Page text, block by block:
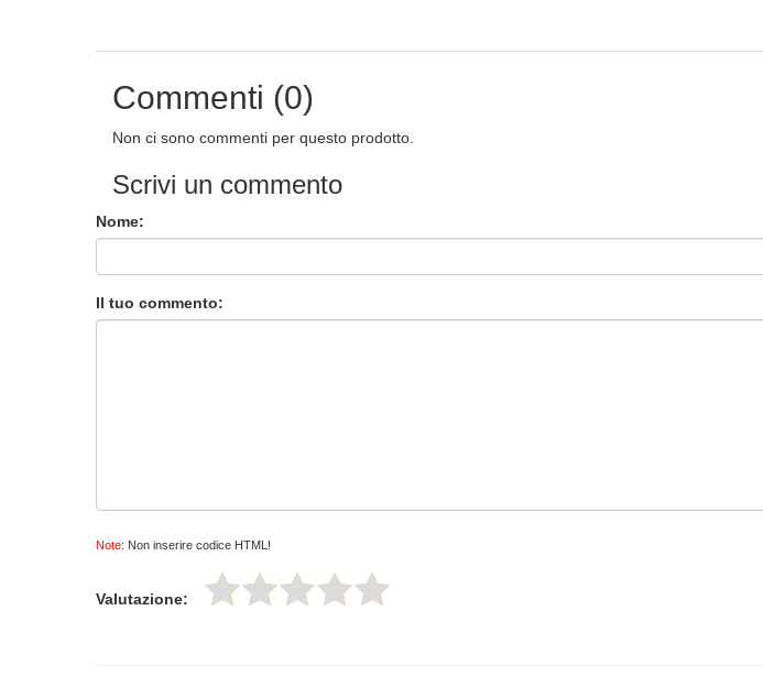
Commenti (0)
Non ci sono commenti per questo prodotto.
Scrivi un commento
Nome:
Il tuo commento:
Note: Non inserire codice HTML!
Valutazione: